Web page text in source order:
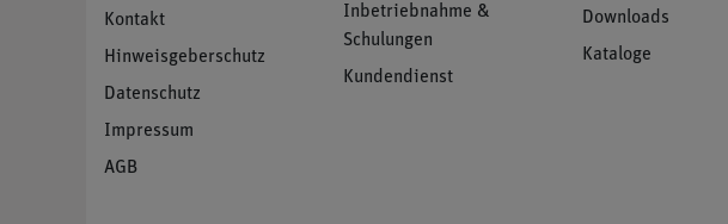
Kontakt
Hinweisgeberschutz
Datenschutz
Impressum
AGB
Inbetriebnahme &
Schulungen
Kundendienst
Downloads
Kataloge